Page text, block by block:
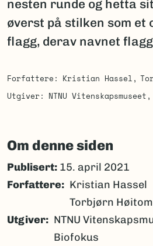
nesten runde og hetta
øverst på stilken som et
flagg, derav navnet
Forfattere Kristian Hassel
Utgiver
NTNU Vitenskapsmuseet
Om denne siden
Publisert: 15. april 2021
Forfattere
Kristian Hassel
Torbjørn
Utgiver
NTNU
Biofokus